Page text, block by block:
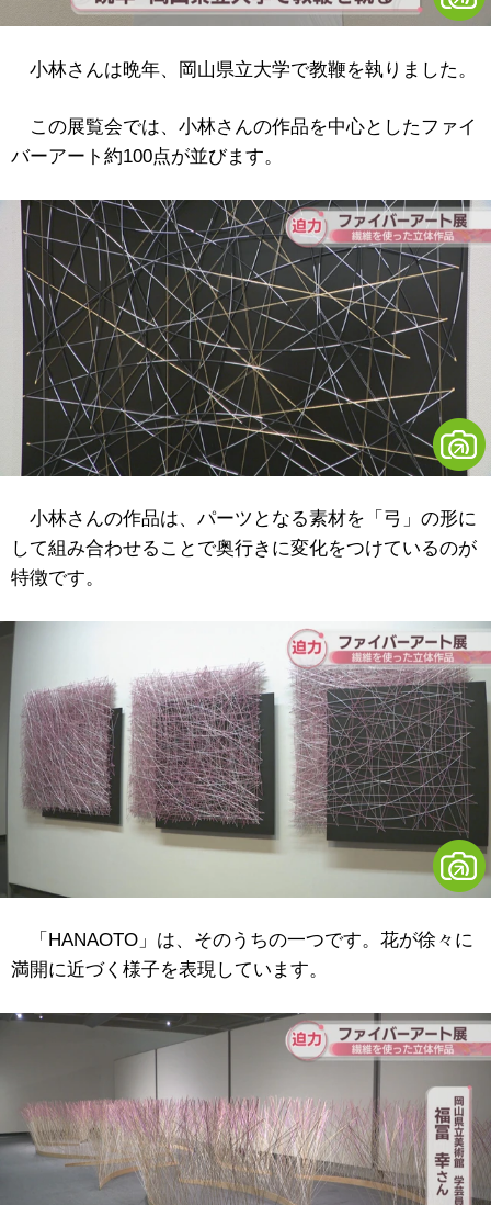
小林さんは晩年、岡山県立大学で教鞭を執りました。
この展覧会では、小林さんの作品を中心としたファイ
バーアート約100点が並びます。
小林さんの作品は、パーツとなる素材を「弓」の形に
して組み合わせることで奥行きに変化をつけているのが
特徴です。
「HANAOTO」は、そのうちの一つです。花が徐々に
満開に近づく様子を表現しています。